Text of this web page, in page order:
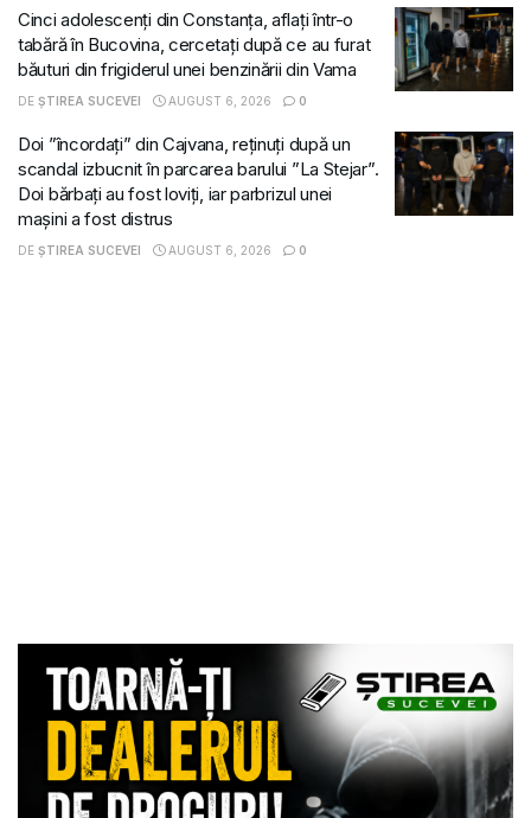
Cinci adolescenți din Constanța, aflați într-o
tabără în Bucovina, cercetați după ce au furat
băuturi din frigiderul unei benzinării din Vama
DE ȘTIREA SUCEVEI AUGUST 6, 2026 0
Doi ”încordați” din Cajvana, reținuți după un
scandal izbucnit în parcarea barului ”La Stejar”.
Doi bărbați au fost loviți, iar parbrizul unei
mașini a fost distrus
DE ȘTIREA SUCEVEI AUGUST 6, 2026 0